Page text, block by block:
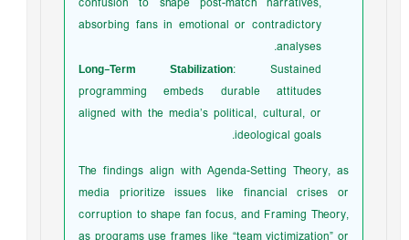
absorbing fans in emotional or contradictory
analyses.
Long-Term Stabilization : Sustained
programming embeds durable attitudes
aligned with the media’s political, cultural, or
ideological goals.
The findings align with Agenda-Setting Theory, as
media prioritize issues like financial crises or
corruption to shape fan focus, and Framing Theory,